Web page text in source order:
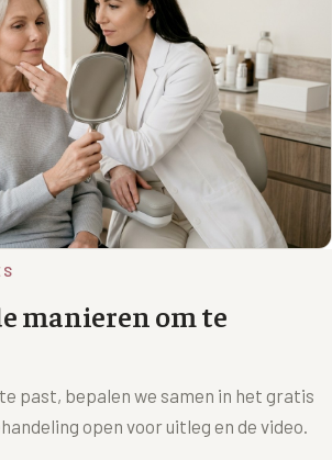
manieren om te
past, bepalen we samen in het gratis
open voor uitleg en de video.